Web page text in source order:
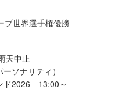
世界選手権優勝
中止
ソナリティ）
ド2026 13:00～